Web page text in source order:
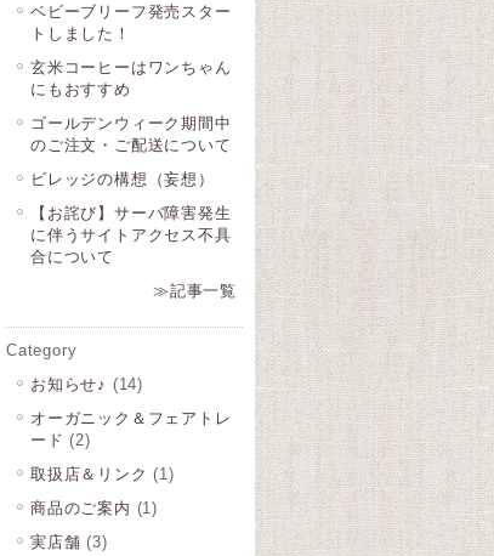
ベビーブリーフ発売スター
トしました！
玄米コーヒーはワンちゃん
にもおすすめ
ゴールデンウィーク期間中
のご注文・ご配送について
ビレッジの構想（妄想）
【お詫び】サーバ障害発生
に伴うサイトアクセス不具
合について
≫記事一覧
Category
お知らせ♪ (14)
オーガニック＆フェアトレ
ード (2)
取扱店＆リンク (1)
商品のご案内 (1)
実店舗 (3)